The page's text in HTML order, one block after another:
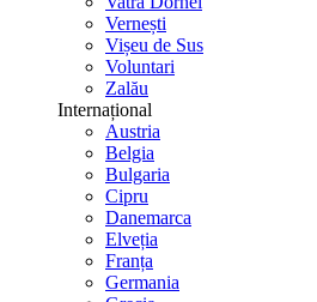
Vernești
Vișeu de Sus
Voluntari
Zalău
Internațional
Austria
Belgia
Bulgaria
Cipru
Danemarca
Elveția
Franța
Germania